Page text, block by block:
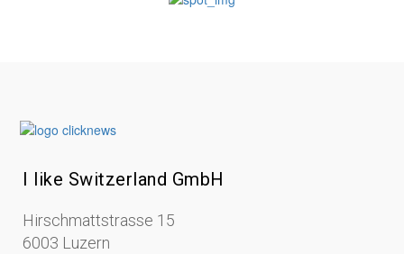
I like Switzerland GmbH
Hirschmattstrasse 15
6003 Luzern